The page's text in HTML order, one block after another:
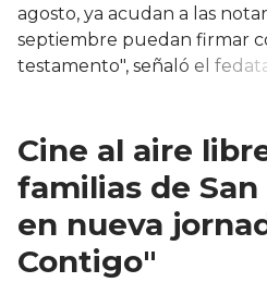
agosto, ya acudan a las
septiembre puedan firmar
testamento", señaló el
Cine al aire
familias de
en nueva
Contigo"